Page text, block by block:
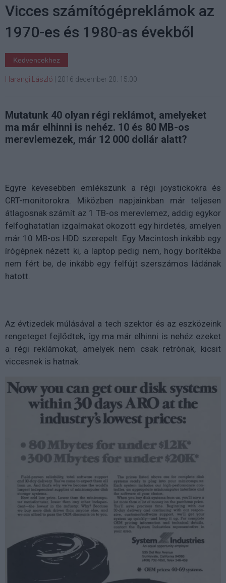
Vicces számítógépreklámok az
1970-es és 1980-as évekből
Kedvencekhez
Harangi László | 2016 december 20. 15:00
Mutatunk 40 olyan régi reklámot, amelyeket
ma már elhinni is nehéz. 10 és 80 MB-os
merevlemezek, már 12 000 dollár alatt?
Egyre kevesebben emlékszünk a régi joystickokra és
CRT-monitorokra. Miközben napjainkban már teljesen
átlagosnak számít az 1 TB-os merevlemez, addig egykor
felfoghatatlan izgalmakat okozott egy hirdetés, amelyen
már 10 MB-os HDD szerepelt. Egy Macintosh inkább egy
írógépnek nézett ki, a laptop pedig nem, hogy borítékba
nem fért be, de inkább egy felfújt szerszámos ládának
hatott.
Az évtizedek múlásával a tech szektor és az eszközeink
rengeteget fejlődtek, így ma már elhinni is nehéz ezeket
a régi reklámokat, amelyek nem csak retrónak, kicsit
viccesnek is hatnak.